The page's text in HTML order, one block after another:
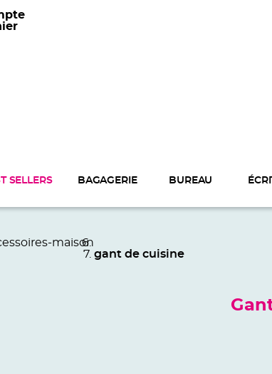
SELLERS BAGAGERIE BUREAU
maison
gant de cuisine